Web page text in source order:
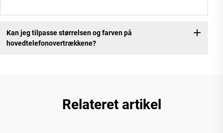
Kan jeg tilpasse størrelsen og farven på
hovedtelefonovertrækkene?
Relateret artikel